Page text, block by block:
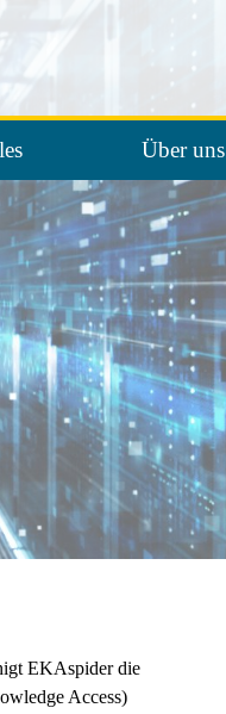
Über uns
EKAspider die
Access)